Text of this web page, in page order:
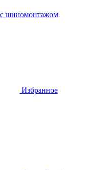
с шиномонтажом
Избранное